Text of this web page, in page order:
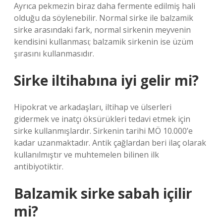
Ayrıca pekmezin biraz daha fermente edilmiş hali
olduğu da söylenebilir. Normal sirke ile balzamik
sirke arasındaki fark, normal sirkenin meyvenin
kendisini kullanması; balzamik sirkenin ise üzüm
şırasını kullanmasıdır.
Sirke iltihabına iyi gelir mi?
Hipokrat ve arkadaşları, iltihap ve ülserleri
gidermek ve inatçı öksürükleri tedavi etmek için
sirke kullanmışlardır. Sirkenin tarihi MÖ 10.000’e
kadar uzanmaktadır. Antik çağlardan beri ilaç olarak
kullanılmıştır ve muhtemelen bilinen ilk
antibiyotiktir.
Balzamik sirke sabah içilir
mi?